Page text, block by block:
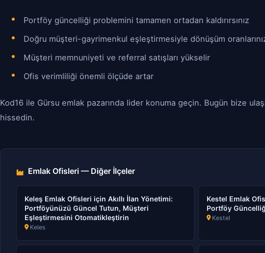
Portföy güncelliği problemini tamamen ortadan kaldırırsınız
Doğru müşteri-gayrimenkul eşleştirmesiyle dönüşüm
Müşteri memnuniyeti ve referral satışları yükselir
Ofis verimliliği önemli ölçüde artar
Kod16 ile Gürsu emlak pazarında lider konuma geçin. Bugün bize
hissedin.
Emlak Ofisleri — Diğer İlçeler
Keleş Emlak Ofisleri için Akıllı İlan Yönetimi:
Portföyünüzü Güncel Tutun, Müşteri
Eşleştirmesini Otomatikleştirin
Keles
Kestel Emlak
Portföy
Kestel